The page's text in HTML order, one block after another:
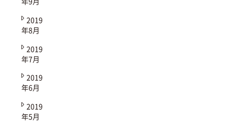
2019
年8月
2019
年7月
2019
年6月
2019
年5月